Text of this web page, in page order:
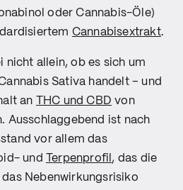
oder Cannabis-Öle)
Cannabisextrakt.
nicht allein, ob es sich um
Sativa handelt – und
an THC und CBD von
Ausschlaggebend ist nach
vor allem das
und Terpenprofil , das die
Nebenwirkungsrisiko